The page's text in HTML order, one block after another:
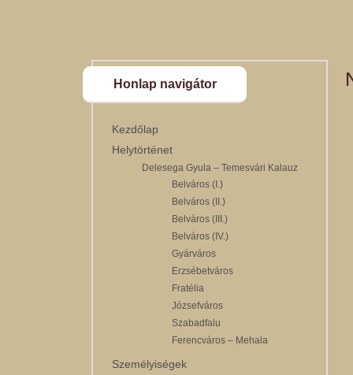
Honlap navigátor
Kezdőlap
Helytörténet
Delesega Gyula – Temesvári Kalauz
Belváros (I.)
Belváros (II.)
Belváros (III.)
Belváros (IV.)
Gyárváros
Erzsébetváros
Fratélia
Józsefváros
Szabadfalu
Ferencváros – Mehala
Személyiségek